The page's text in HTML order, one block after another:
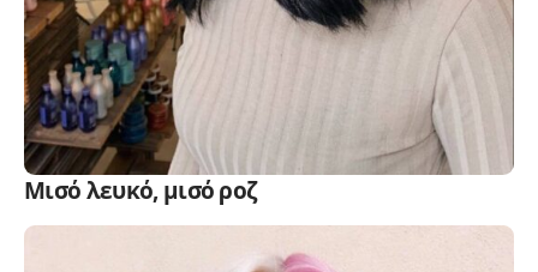
Μισό λευκό, μισό ροζ